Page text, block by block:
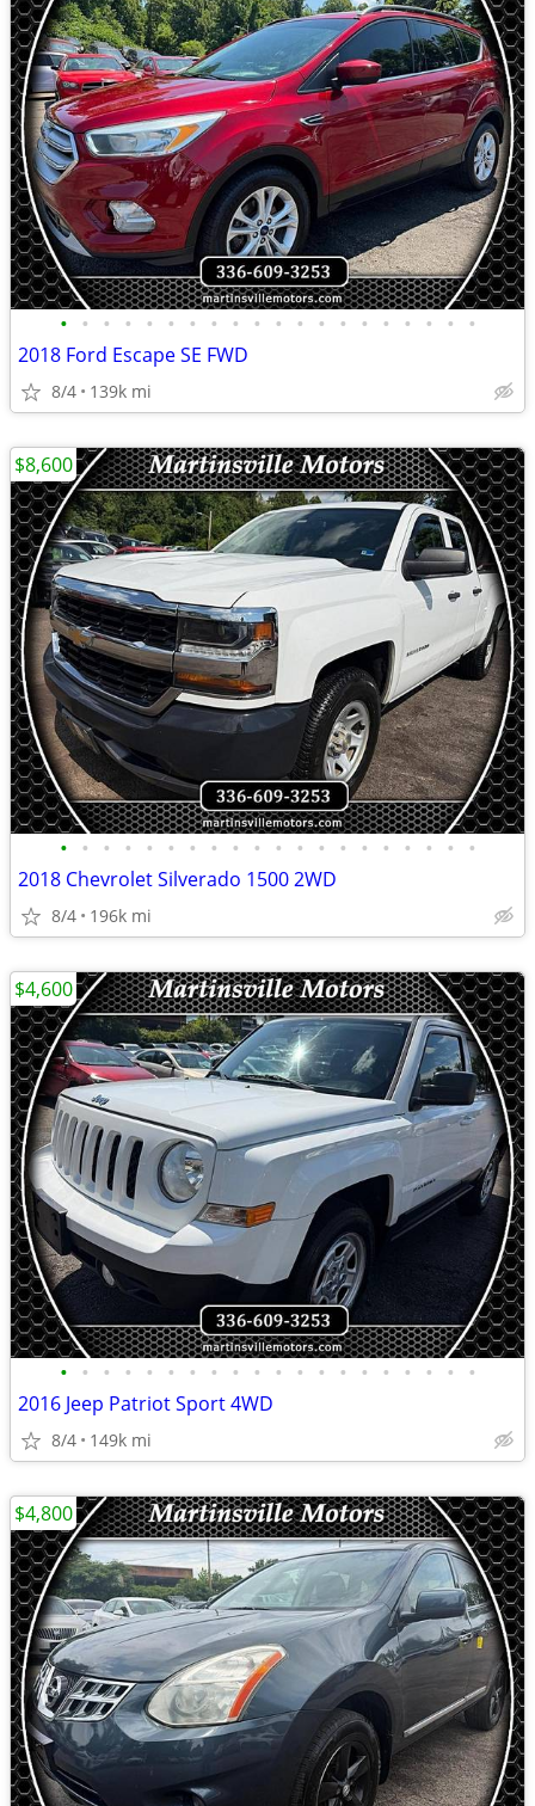
• • • • • • • • • • • • • • • • • • • •
2018 Ford Escape SE FWD
8/4 139k mi
• • • • • • • • • • • • • • • • • • • •
2018 Chevrolet Silverado 1500 2WD
8/4 196k mi
$8,600
• • • • • • • • • • • • • • • • • • • •
2016 Jeep Patriot Sport 4WD
8/4 149k mi
$4,600
$4,800